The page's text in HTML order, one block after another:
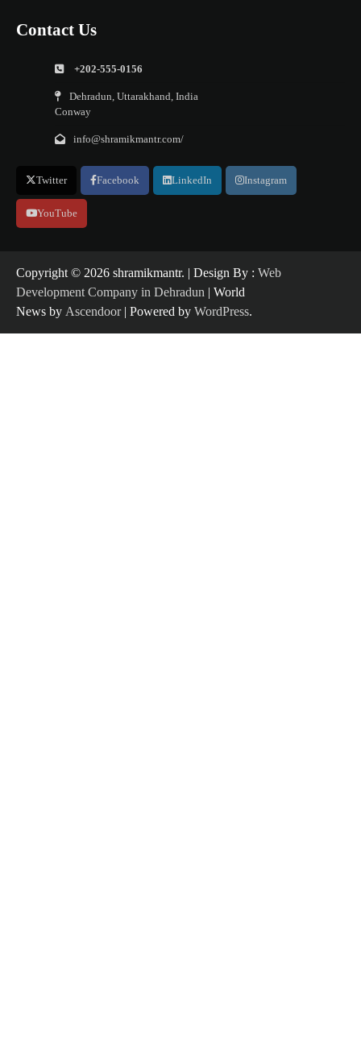
Contact Us
+202-555-0156
Dehradun, Uttarakhand, India
Conway
info@shramikmantr.com/
Twitter Facebook LinkedIn Instagram
YouTube
Copyright ©️ 2026 shramikmantr. | Design By : Web
Development Company in Dehradun | World
News by Ascendoor| Powered by WordPress.